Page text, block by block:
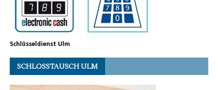
Schlüsseldienst Ulm
SCHLOSSTAUSCH ULM